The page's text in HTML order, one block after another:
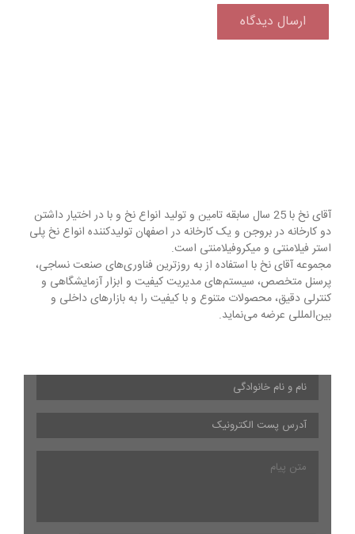
آقای نخ با 25 سال سابقه تامین و تولید انواع نخ و با در اختیار داشتن
دو کارخانه در بروجن و یک کارخانه در اصفهان تولیدکننده انواع نخ پلی
استر فیلامنتی و میکروفیلامنتی است.
مجموعه آقای نخ با استفاده از به روزترین فناوری‌های صنعت نساجی،
پرسنل متخصص، سیستم‌های مدیریت کیفیت و ابزار آزمایشگاهی و
کنترلی دقیق، محصولات متنوع و با کیفیت را به بازارهای داخلی و
بین‌المللی عرضه می‌نماید.
نام
و
نام
خانوادگی * آدرس
پست
الکترونیک * متن
پیام